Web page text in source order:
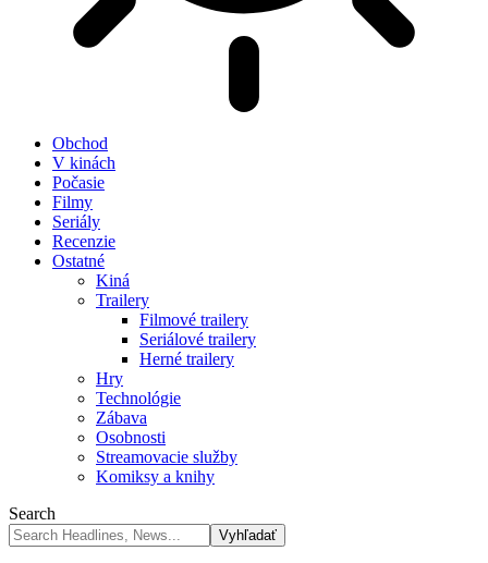
Obchod
V kinách
Počasie
Filmy
Seriály
Recenzie
Ostatné
Kiná
Trailery
Filmové trailery
Seriálové trailery
Herné trailery
Hry
Technológie
Zábava
Osobnosti
Streamovacie služby
Komiksy a knihy
Search